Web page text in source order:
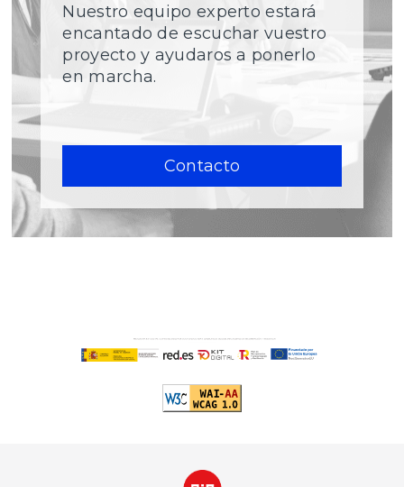
Nuestro equipo experto estará
encantado de escuchar vuestro
proyecto y ayudaros a ponerlo
en marcha.
Contacto